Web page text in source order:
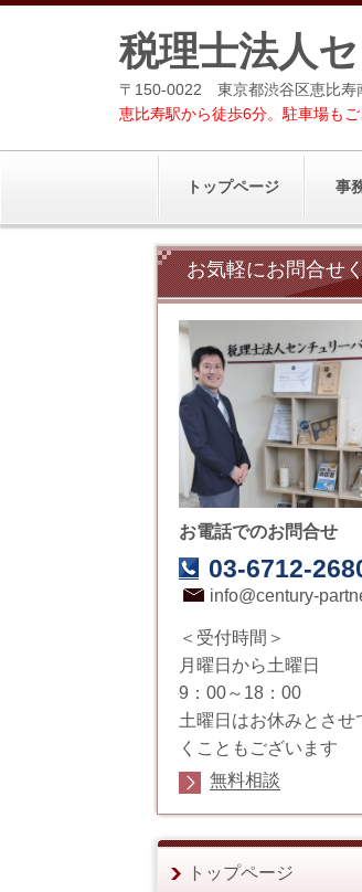
税理士法人
〒150-0022 東京都渋谷区恵比寿
恵比寿駅から徒歩6分。駐車場もご
トップページ 事
お気軽にお問合せ
お電話でのお問合せ
03-6712-
info@century-
＜受付時間＞
月曜日から土曜日
9：00～18：00
土曜日はお休みとさせ
くこともございます
無料相談
トップページ